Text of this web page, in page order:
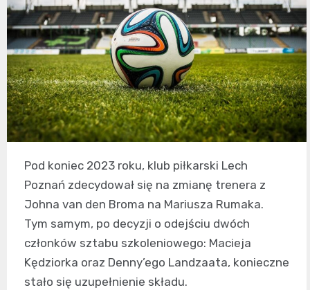
Pod koniec 2023 roku, klub piłkarski Lech
Poznań zdecydował się na zmianę trenera z
Johna van den Broma na Mariusza Rumaka.
Tym samym, po decyzji o odejściu dwóch
członków sztabu szkoleniowego: Macieja
Kędziorka oraz Denny’ego Landzaata, konieczne
stało się uzupełnienie składu.